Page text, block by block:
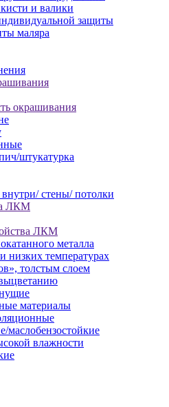
и валики
защиты
маляра
окрашивания
штукатурка
стены/ потолки
ЛКМ
ЛКМ
металла
низких температурах
толстым слоем
материалы
маслобензостойкие
влажности